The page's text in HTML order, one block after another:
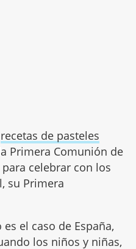
recetas de pasteles
Primera Comunión de
celebrar con los
su Primera
el caso de España,
los niños y niñas,